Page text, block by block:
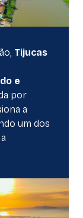
Tijucas
e
por
a
um dos